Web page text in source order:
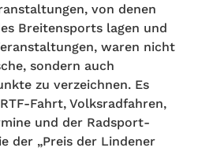
von denen
Breitensports lagen und
waren nicht
sondern auch
zu verzeichnen. Es
Fahrt, Volksradfahren,
und der Radsport-
der „Preis der Lindener